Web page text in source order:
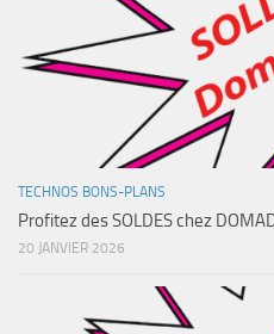
TECHNOS BONS-PLANS
Profitez des SOLDES chez
20 JANVIER 2026